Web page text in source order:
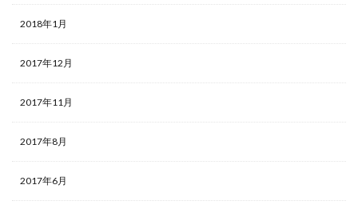
2018年1月
2017年12月
2017年11月
2017年8月
2017年6月